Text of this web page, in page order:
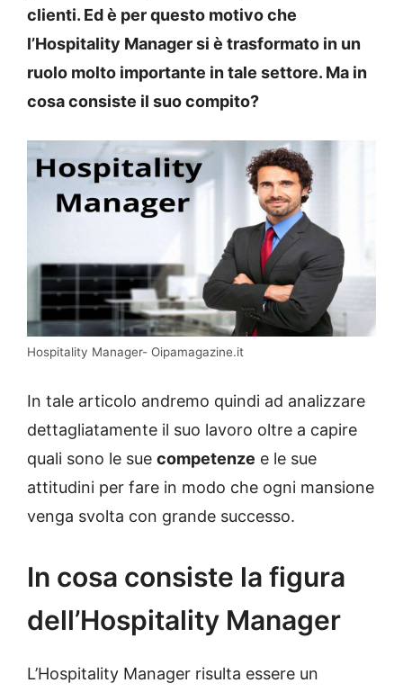
clienti. Ed è per questo motivo che
l’Hospitality Manager si è trasformato in un
ruolo molto importante in tale settore. Ma in
cosa consiste il suo compito?
Hospitality Manager- Oipamagazine.it
In tale articolo andremo quindi ad analizzare
dettagliatamente il suo lavoro oltre a capire
quali sono le sue competenze e le sue
attitudini per fare in modo che ogni mansione
venga svolta con grande successo.
In cosa consiste la figura
dell’Hospitality Manager
L’Hospitality Manager risulta essere un